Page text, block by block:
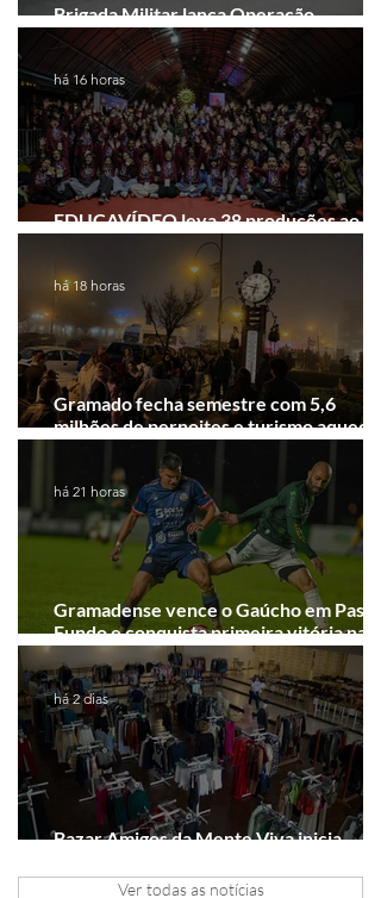
Brigada Militar lança Operação
Convergência na Região das Hortênsias
EDUCAVÍDEO leva 38 produções ao
Festival de Cinema de Gramado
há 16 horas
Gramado fecha semestre com 5,6
milhões de pernoites e turismo
Junho desponta!
há 18 horas
Gramadense vence o Gaúcho em Passo
Fundo e conquista primeira vitória na
Série A2
há 21 horas
Bazar Amigos da Mente Viva inicia
há 2 dias
Ver todas as notícias